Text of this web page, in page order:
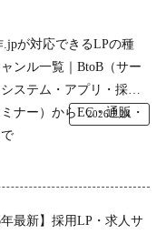
.jpが対応できるLPの種
ンル一覧｜BtoB（サー
ステム・アプリ・採
ナー）からEC・通販・
2026.7.24
年最新】採用LP・求人サ